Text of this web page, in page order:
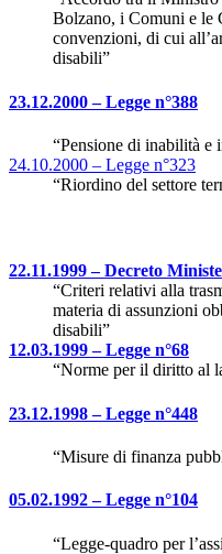
Bolzano, i Comuni e le
convenzioni, di cui
disabili”
23.12.2000 – Legge n°388
“Pensione di inabilità e
24.10.2000 – Legge n°323
“Riordino del settore
22.11.1999 – Decreto
“Criteri relativi alla
materia di assunzioni
disabili”
12.03.1999 – Legge n°68
“Norme per il diritto al
23.12.1998 – Legge n°448
“Misure di finanza
05.02.1992 – Legge n°104
“Legge-quadro per